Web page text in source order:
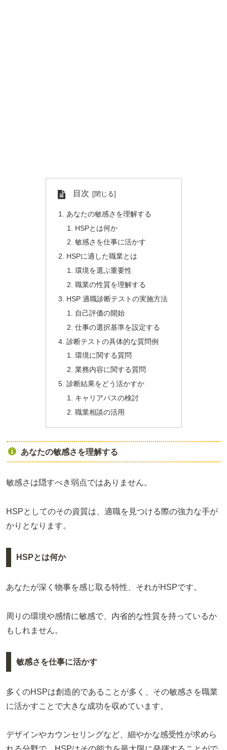
目次
あなたの敏感さを理解する
HSPとは何か
敏感さを仕事に活かす
HSPに適した職業とは
環境を選ぶ重要性
職業の性質を理解する
HSP 適職診断テストの実施方法
自己評価の開始
仕事の選択基準を設定する
診断テストの具体的な質問例
環境に関する質問
業務内容に関する質問
診断結果をどう活かすか
キャリアパスの検討
職業相談の活用
あなたの敏感さを理解する
敏感さは隠すべき弱点ではありません。
HSPとしてのその資質は、適職を見つける際の強力な手が
かりとなります。
HSPとは何か
あなたが深く物事を感じ取る特性、それがHSPです。
周りの環境や感情に敏感で、内省的な性質を持っているか
もしれません。
敏感さを仕事に活かす
多くのHSPは創造的であることが多く、その敏感さを職業
に活かすことで大きな成功を収めています。
デザインやカウンセリングなど、細やかな感受性が求めら